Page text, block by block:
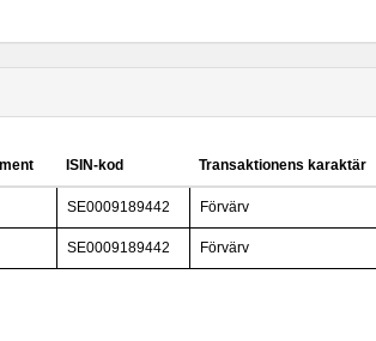
ISIN-kod Transaktionens karaktär
SE0009189442 Förvärv
SE0009189442 Förvärv